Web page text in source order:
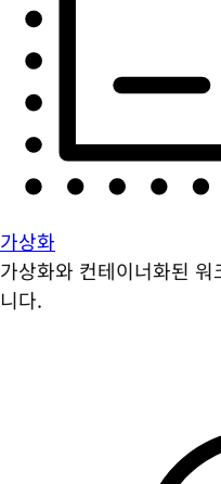
가상화
가상화와 컨테이너화된
니다.